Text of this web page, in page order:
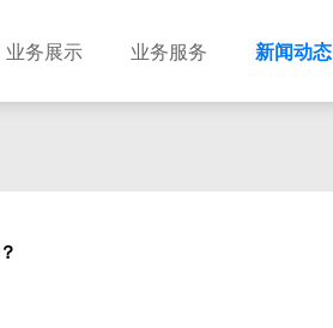
业务展示 业务服务 新闻动态